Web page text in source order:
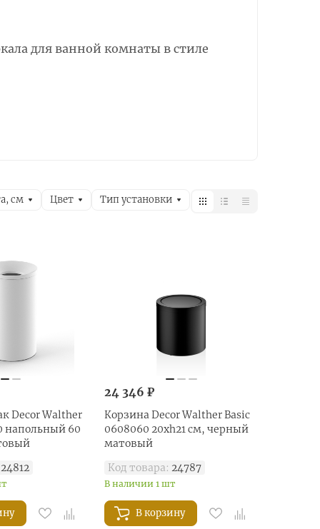
для ванной комнаты в стиле
см Цвет Тип установки
Decor Walther
напольный 60
24 346 ₽
Корзина Decor Walther Basic
0608060 20xh21 см, черный
матовый
Код товара: 24787
В наличии 1 шт
В корзину